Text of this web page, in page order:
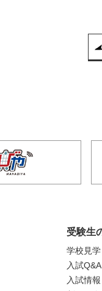
受験生
学校見
入試Q&A
入試情